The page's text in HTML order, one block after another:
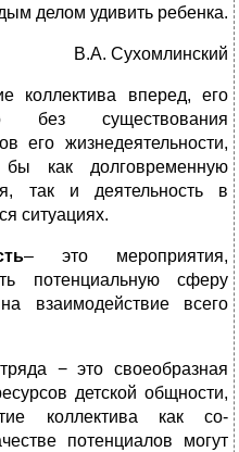
делом удивить ребенка.
В.А. Сухомлинский
коллектива вперед, его
без существования
его жизнедеятельности,
бы как долговремен­ную
так и деятельность в
ситуациях.
– это мероприятия,
потенциальную сферу
взаимодействие всего
− это своеобразная
детской общности,
коллектива как со­
потенциалов могут